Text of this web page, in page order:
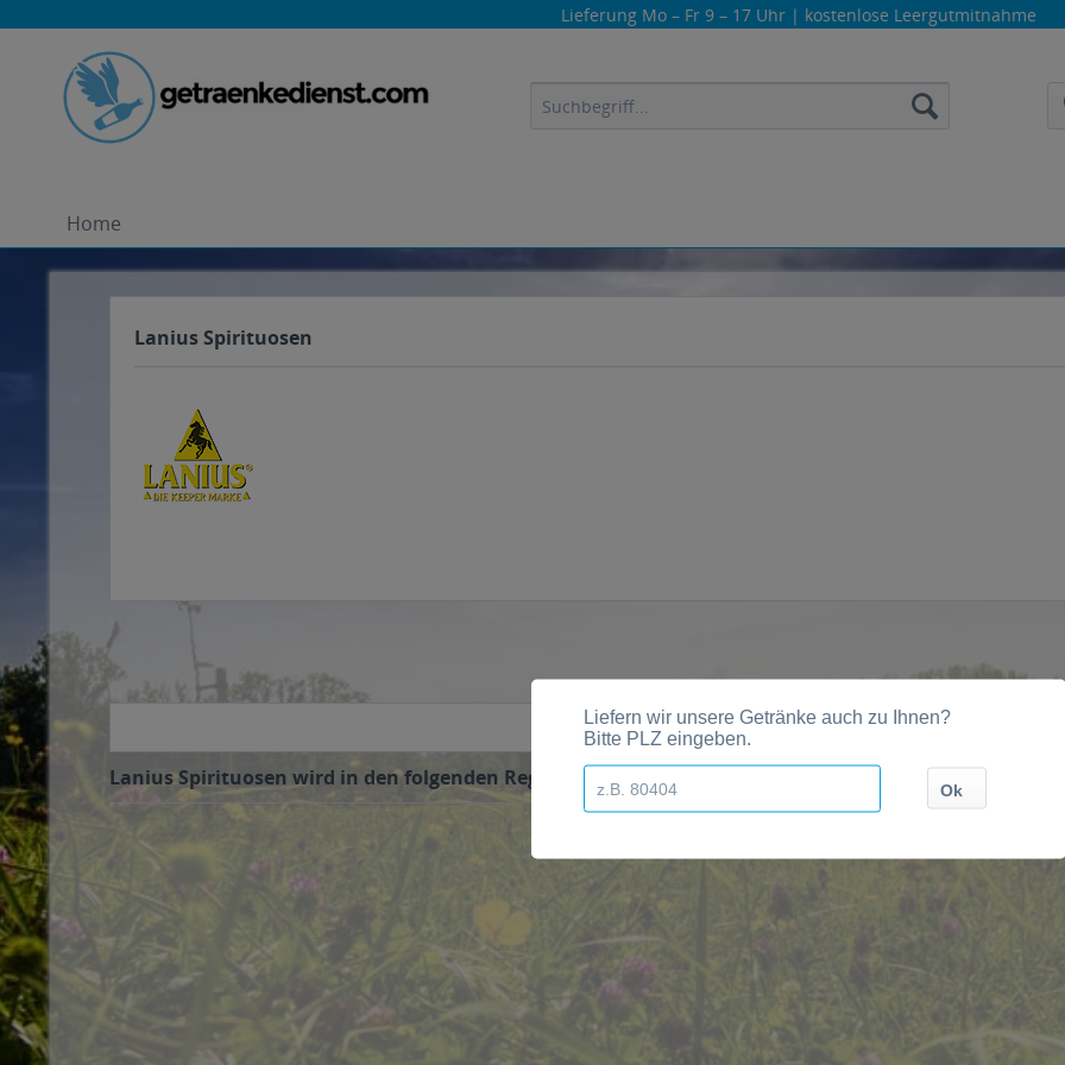
Lieferung Mo – Fr 9 – 17 Uhr | kostenlose Leergutmitnahme
Home
Lanius Spirituosen
Lanius Spirituosen wird in den folgenden Regionen, Städten, Orten und Postleitzahl-Gebieten